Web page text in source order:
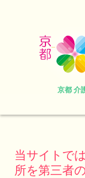
京都 介
当サイトで
所を第三者